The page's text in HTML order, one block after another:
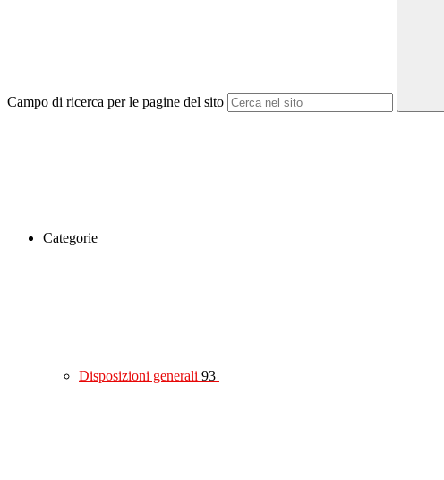
Campo di ricerca per le pagine del sito
Categorie
Disposizioni generali 93